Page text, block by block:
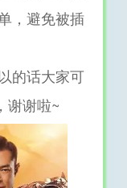
，避免被插
的话大家可
谢谢啦~